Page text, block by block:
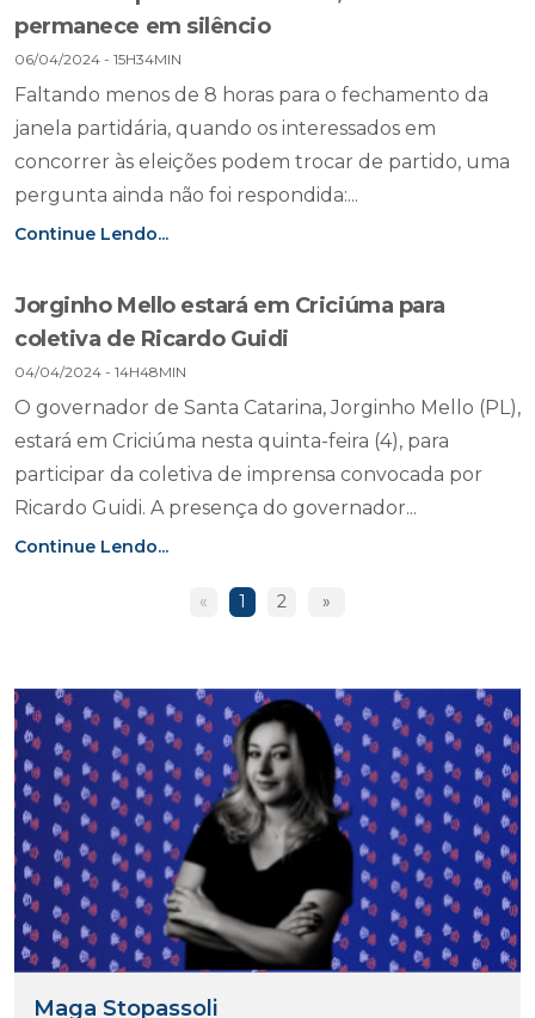
permanece em silêncio
06/04/2024 - 15H34MIN
Faltando menos de 8 horas para o fechamento da
janela partidária, quando os interessados em
concorrer às eleições podem trocar de partido, uma
pergunta ainda não foi respondida:...
Continue Lendo...
Jorginho Mello estará em Criciúma para
coletiva de Ricardo Guidi
04/04/2024 - 14H48MIN
O governador de Santa Catarina, Jorginho Mello (PL),
estará em Criciúma nesta quinta-feira (4), para
participar da coletiva de imprensa convocada por
Ricardo Guidi. A presença do governador...
Continue Lendo...
« 1 2 »
Maga Stopassoli